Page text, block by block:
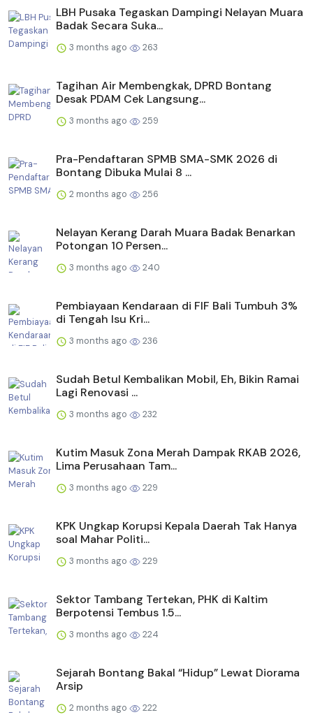
LBH Pusaka Tegaskan Dampingi Nelayan Muara
Badak Secara Suka...
3 months ago 263
Tagihan Air Membengkak, DPRD Bontang
Desak PDAM Cek Langsung...
3 months ago 259
Pra-Pendaftaran SPMB SMA-SMK 2026 di
Bontang Dibuka Mulai 8 ...
2 months ago 256
Nelayan Kerang Darah Muara Badak Benarkan
Potongan 10 Persen...
3 months ago 240
Pembiayaan Kendaraan di FIF Bali Tumbuh 3%
di Tengah Isu Kri...
3 months ago 236
Sudah Betul Kembalikan Mobil, Eh, Bikin Ramai
Lagi Renovasi ...
3 months ago 232
Kutim Masuk Zona Merah Dampak RKAB 2026,
Lima Perusahaan Tam...
3 months ago 229
KPK Ungkap Korupsi Kepala Daerah Tak Hanya
soal Mahar Politi...
3 months ago 229
Sektor Tambang Tertekan, PHK di Kaltim
Berpotensi Tembus 1.5...
3 months ago 224
Sejarah Bontang Bakal “Hidup” Lewat Diorama
Arsip
2 months ago 222